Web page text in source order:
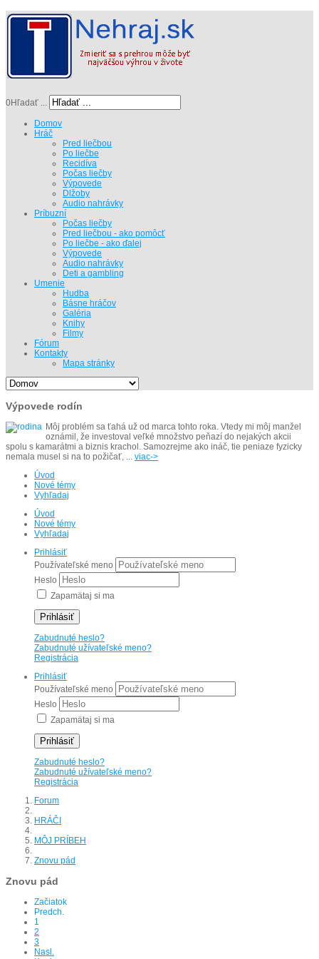
0Hľadať ...
Domov
Hráč
Pred liečbou
Po liečbe
Recidíva
Počas liečby
Výpovede
Dlžoby
Audio nahrávky
Príbuzní
Počas liečby
Pred liečbou - ako pomôcť
Po liečbe - ako ďalej
Výpovede
Audio nahrávky
Deti a gambling
Umenie
Hudba
Básne hráčov
Galéria
Knihy
Filmy
Fórum
Kontakty
Mapa stránky
Výpovede rodín
Môj problém sa ťahá už od marca tohto roka. Vtedy mi môj manžel
oznámil, že investoval veľké množstvo peňazí do nejakých akcii
spolu s kamarátmi a biznis krachol. Samozrejme ako ináč, tie peniaze fyzicky
nemala musel si na to požičať, ... viac->
Úvod
Nové témy
Vyhľadaj
Úvod
Nové témy
Vyhľadaj
Prihlásiť
Používateľské meno
Heslo
Zapamätaj si ma
Prihlásiť
Zabudnuté heslo?
Zabudnuté užívateľské meno?
Registrácia
Prihlásiť
Používateľské meno
Heslo
Zapamätaj si ma
Prihlásiť
Zabudnuté heslo?
Zabudnuté užívateľské meno?
Registrácia
Forum
HRÁČI
MÔJ PRÍBEH
Znovu pád
Znovu pád
Začiatok
Predch.
1
2
3
Nasl.